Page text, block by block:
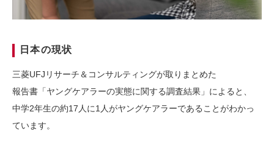
日本の現状
三菱UFJリサーチ＆コンサルティングが取りまとめた
報告書「ヤングケアラーの実態に関する調査結果」によると、
中学2年生の約17人に1人がヤングケアラーであることがわかっ
ています。